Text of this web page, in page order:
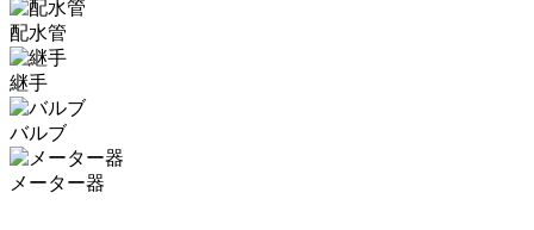
配水管
継手
バルブ
メーター器